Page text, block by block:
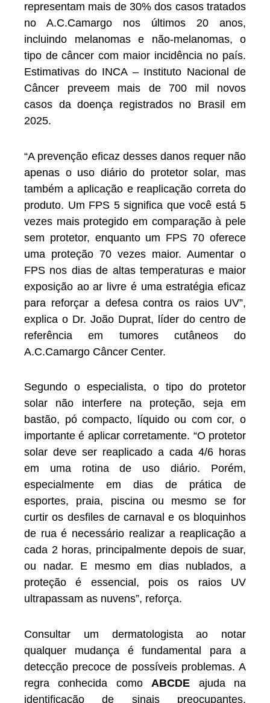
representam mais de 30% dos casos tratados
no A.C.Camargo nos últimos 20 anos,
incluindo melanomas e não-melanomas, o
tipo de câncer com maior incidência no país.
Estimativas do INCA – Instituto Nacional de
Câncer preveem mais de 700 mil novos
casos da doença registrados no Brasil em
2025.
“A prevenção eficaz desses danos requer não
apenas o uso diário do protetor solar, mas
também a aplicação e reaplicação correta do
produto. Um FPS 5 significa que você está 5
vezes mais protegido em comparação à pele
sem protetor, enquanto um FPS 70 oferece
uma proteção 70 vezes maior. Aumentar o
FPS nos dias de altas temperaturas e maior
exposição ao ar livre é uma estratégia eficaz
para reforçar a defesa contra os raios UV”,
explica o Dr. João Duprat, líder do centro de
referência em tumores cutâneos do
A.C.Camargo Câncer Center.
Segundo o especialista, o tipo do protetor
solar não interfere na proteção, seja em
bastão, pó compacto, líquido ou com cor, o
importante é aplicar corretamente. “O protetor
solar deve ser reaplicado a cada 4/6 horas
em uma rotina de uso diário. Porém,
especialmente em dias de prática de
esportes, praia, piscina ou mesmo se for
curtir os desfiles de carnaval e os bloquinhos
de rua é necessário realizar a reaplicação a
cada 2 horas, principalmente depois de suar,
ou nadar. E mesmo em dias nublados, a
proteção é essencial, pois os raios UV
ultrapassam as nuvens”, reforça.
Consultar um dermatologista ao notar
qualquer mudança é fundamental para a
detecção precoce de possíveis problemas. A
regra conhecida comoABCDE ajuda na
identificação de sinais preocupantes,